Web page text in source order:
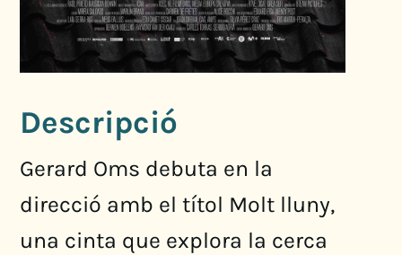
Descripció
Gerard Oms debuta en la
direcció amb el títol Molt lluny,
una cinta que explora la cerca